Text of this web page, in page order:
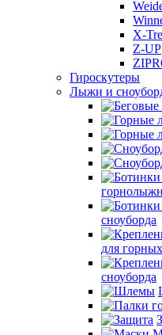
X-
Z-UP
Гироскутеры
Лыжи и
сноуборда
для
сноуборда